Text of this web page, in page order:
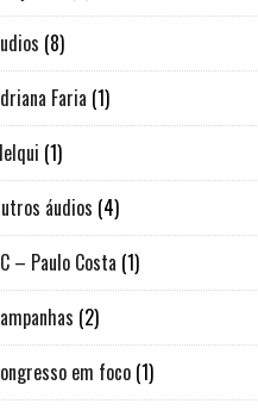
(8)
Faria (1)
(1)
áudios (4)
– Paulo Costa (1)
(2)
em foco (1)